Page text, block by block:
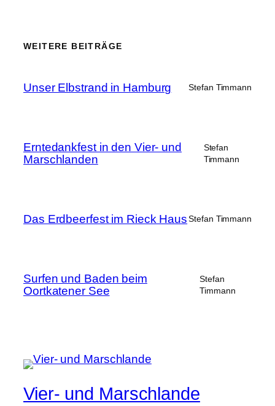
WEITERE BEITRÄGE
Unser Elbstrand in Hamburg Stefan Timmann
Erntedankfest in den Vier- und
Marschlanden
Stefan
Timmann
Das Erdbeerfest im Rieck Haus Stefan Timmann
Surfen und Baden beim
Oortkatener See
Stefan
Timmann
Vier- und Marschlande